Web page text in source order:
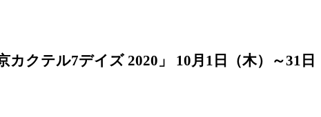
クテル7デイズ 2020」 10月1日（木）～31日